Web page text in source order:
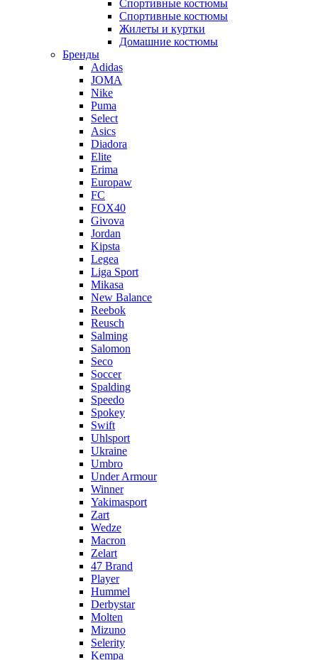
Спортивные костюмы
Спортивные костюмы
Жилеты и куртки
Домашние костюмы
Бренды
Adidas
JOMA
Nike
Puma
Select
Asics
Diadora
Elite
Erima
Europaw
FC
FOX40
Givova
Jordan
Kipsta
Legea
Liga Sport
Mikasa
New Balance
Reebok
Reusch
Salming
Salomon
Seco
Soccer
Spalding
Speedo
Spokey
Swift
Uhlsport
Ukraine
Umbro
Under Armour
Winner
Yakimasport
Zart
Wedze
Macron
Zelart
47 Brand
Player
Hummel
Derbystar
Molten
Mizuno
Selerity
Kempa